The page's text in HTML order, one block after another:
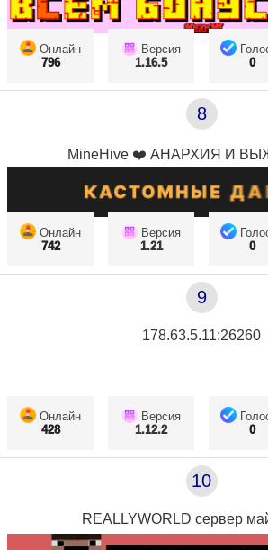
Онлайн
796
Версия
1.16.5
0
8
MineHive ❤️ АНАРХИЯ И
Онлайн
742
Версия
1.21
0
9
178.63.5.11:26260
Онлайн
428
Версия
1.12.2
0
10
REALLYWORLD сервер